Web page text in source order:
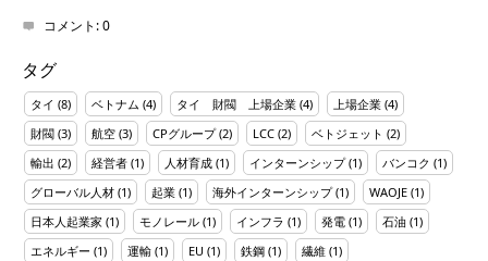
コメント:0
タグ
タイ (8) ベトナム (4) タイ 財閥 上場企業 (4) 上場企業 (4)
財閥 (3) 航空 (3) CPグループ(2) LCC (2) ベトジェット (2)
輸出 (2) 経営者 (1) 人材育成 (1) インターンシップ(1) バンコク (1)
グローバル人材 (1) 起業 (1) 海外インターンシップ(1) WAOJE (1)
日本人起業家 (1) モノレール (1) インフラ (1) 発電 (1) 石油 (1)
エネルギー (1) 運輸 (1) EU (1) 鉄鋼 (1) 繊維 (1)